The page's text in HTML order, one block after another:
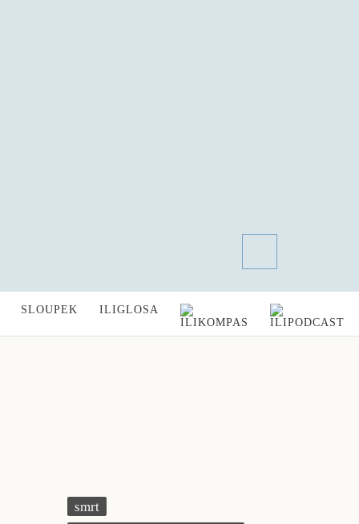
SLOUPEK ILIGLOSA
smrt